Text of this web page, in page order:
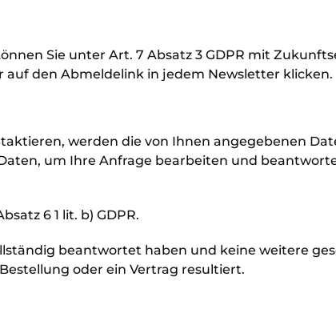
Sie unter Art. 7 Absatz 3 GDPR mit
den Abmeldelink in jedem Newsletter klicken.
werden die von Ihnen angegebenen
um Ihre Anfrage bearbeiten und
6 1 lit. b) GDPR.
beantwortet haben und keine weitere
oder ein Vertrag resultiert.